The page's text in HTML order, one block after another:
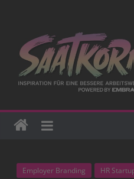
Employer Branding HR